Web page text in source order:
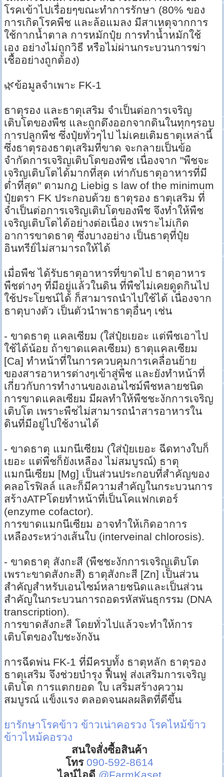
โรคเข้าไปเรื่อยๆขณะทำการรักษา (80% ของ
การเกิดโรคพืช และล้อแมลง มีสาเหตุจากการ
ใช้กากน้ำตาล การหมักปุ๋ย การทำน้ำหมักใช้
เอง อย่างไม่ถูกวิธี หรือไม่ผ่านกระบวนการฆ่า
เชื้ออย่างถูกต้อง)
🌿ข้อมูลจำเพาะ FK-1
ธาตุรอง และธาตุเสริม จำเป็นต่อการเจริญ
เติบโตของพืช และถูกดึงออกจากดินในทุกๆรอบ
การปลูกพืช ซึ่งปุ๋ยทั่วๆไป ไม่เคยเติมธาตุเหล่านี้
ซึ่งธาตุรองธาตุเสริมที่ขาด จะกลายเป็นข้อ
จำกัดการเจริญเติบโตของพืช เนื่องจาก "พืชจะ
เจริญเติบโตได้มากที่สุด เท่ากับธาตุอาหารที่มี
ต่ำที่สุด" ตามกฎ Liebig s law of the minimum
ปุ๋ยตรา FK ประกอบด้วย ธาตุรอง ธาตุเสริม ที่
จำเป็นต่อการเจริญเติบโตของพืช จึงทำให้พืช
เจริญเติบโตได้อย่างต่อเนื่อง เพราะไม่เกิด
อาการขาดธาตุ ซึ่งบางอย่าง เป็นธาตุที่ปุ๋ย
อินทรีย์ไม่สามารถให้ได้
เมื่อพืช ได้รับธาตุอาหารที่ขาดไป ธาตุอาหาร
พืชต่างๆ ที่มีอยู่แล้วในดิน ที่พืชไม่เคยดูดกินไป
ใช้ประโยชน์ได้ ก็สามารถนำไปใช้ได้ เนื่องจาก
ธาตุบางตัว เป็นตัวนำพาธาตุอื่นๆ เช่น
- ขาดธาตุ แคลเซียม (ใส่ปุ๋ยเยอะ แต่พืชเอาไป
ใช้ได้น้อย ถ้าขาดแคลเซียม) ธาตุแคลเซียม
[Ca] ทำหน้าที่ในการควบคุมการเคลื่อนย้าย
ของสารอาหารต่างๆเข้าสู่พืช และยังทำหน้าที่
เกี่ยวกับการทำงานของเอนไซม์พืชหลายชนิด
การขาดแคลเซียม มีผลทำให้พืชชะงักการเจริญ
เติบโต เพราะพืชไม่สามารถนำสารอาหารใน
ดินที่มีอยู่ไปใช้งานได้
- ขาดธาตุ แมกนีเซียม (ใส่ปุ๋ยเยอะ ฉีดทางใบก็
เยอะ แต่พืชก็ยังเหลือง ไม่สมบูรณ์) ธาตุ
แมกนีเซียม [Mg] เป็นส่วนประกอบที่สำคัญของ
คลอโรฟิลล์ และก็มีความสำคัญในกระบวนการ
สร้างATPโดยทำหน้าที่เป็นโคแฟกเตอร์
(enzyme cofactor).
การขาดแมกนีเซียม อาจทำให้เกิดอาการ
เหลืองระหว่างเส้นใบ (interveinal chlorosis).
- ขาดธาตุ สังกะสี (พืชชะงักการเจริญเติบโต
เพราะขาดสังกะสี) ธาตุสังกะสี [Zn] เป็นส่วน
สำคัญสำหรับเอนไซม์หลายชนิดและเป็นส่วน
สำคัญในกระบวนการถอดรหัสพันธุกรรม (DNA
transcription).
การขาดสังกะสี โดยทั่วไปแล้วจะทำให้การ
เติบโตของใบชะงักงัน
การฉีดพ่น FK-1 ที่มีครบทั้ง ธาตุหลัก ธาตุรอง
ธาตุเสริม จึงช่วยบำรุง ฟื้นฟู ส่งเสริมการเจริญ
เติบโต การแตกยอด ใบ เสริมสร้างความ
สมบูรณ์ แข็งแรง ตลอดจนผลผลิตที่ดีขึ้น
ยารักษาโรคข้าว ข้าวเน่าคอรวง โรคไหม้ข้าว
ข้าวไหม้คอรวง
สนใจสั่งซื้อสินค้า
โทร 090-592-8614